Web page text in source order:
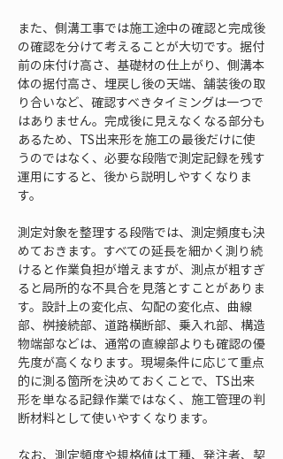
また、側溝工事では施工途中の確認と完成後
の確認を分けて考えることが大切です。据付
前の床付け高さ、基礎材の仕上がり、側溝本
体の据付高さ、埋戻し後の天端、舗装後の取
り合いなど、確認すべきタイミングは一つで
はありません。完成後に見えなくなる部分も
あるため、TS出来形を施工の最後だけに使
うのではなく、必要な段階で測定記録を残す
運用にすると、後から説明しやすくなりま
す。
測定対象を整理する段階では、測定頻度も決
めておきます。すべての延長を細かく測り続
けると作業負担が増えますが、測点が粗すぎ
ると局所的な不具合を見落とすことがありま
す。設計上の変化点、勾配の変化点、曲線
部、桝接続部、道路横断部、乗入れ部、構造
物端部などは、通常の直線部よりも確認の優
先度が高くなります。現場条件に応じて重点
的に測る箇所を決めておくことで、TS出来
形を単なる記録作業ではなく、施工管理の判
断材料として使いやすくなります。
なお、測定頻度や規格値は工種、発注者、契